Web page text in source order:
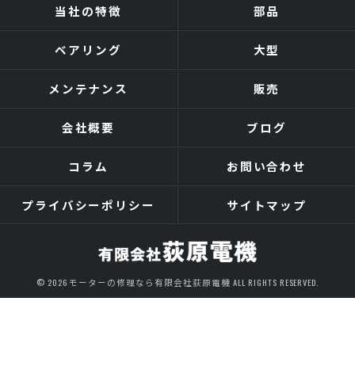
当社の特徴 部品
ベアリング 大型
メンテナンス 販売
会社概要 ブログ
コラム お問い合わせ
プライバシーポリシー サイトマップ
© 2026 モーターの修理なら有限会社荻原電機 ALL RIGHTS RESERVED.